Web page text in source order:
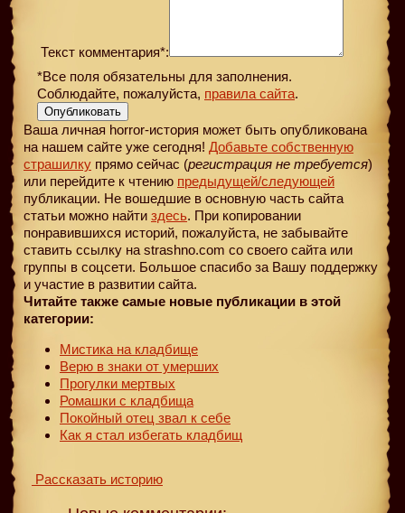
Текст комментария*:
*Все поля обязательны для заполнения.
Соблюдайте, пожалуйста, правила сайта.
Опубликовать
Ваша личная horror-история может быть опубликована
на нашем сайте уже сегодня! Добавьте собственную
страшилку прямо сейчас (регистрация не требуется)
или перейдите к чтению предыдущей/следующей
публикации. Не вошедшие в основную часть сайта
статьи можно найти здесь. При копировании
понравившихся историй, пожалуйста, не забывайте
ставить ссылку на strashno.com со своего сайта или
группы в соцсети. Большое спасибо за Вашу поддержку
и участие в развитии сайта.
Читайте также самые новые публикации в этой
категории:
Мистика на кладбище
Верю в знаки от умерших
Прогулки мертвых
Ромашки с кладбища
Покойный отец звал к себе
Как я стал избегать кладбищ
Рассказать историю